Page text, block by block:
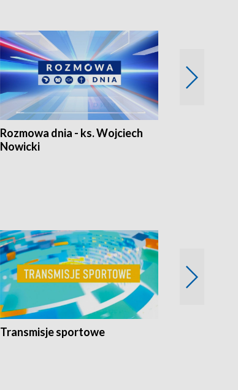
Rozmowa dnia - ks. Wojciech
Nowicki
Transmisje sportowe